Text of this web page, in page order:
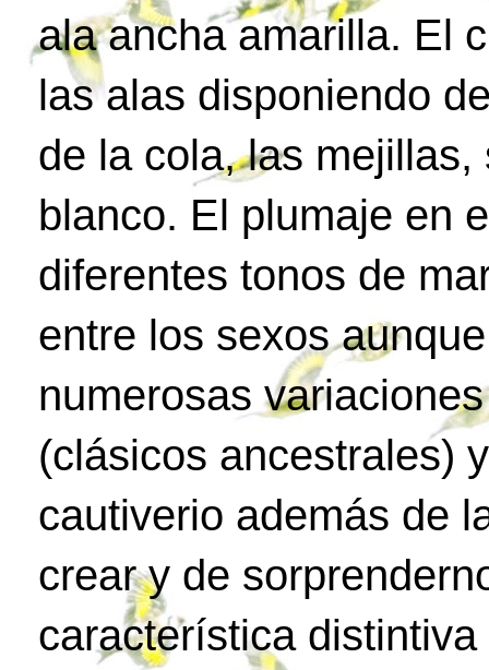
ala ancha amarilla. El
las alas disponiendo
de la cola, las
blanco. El plumaje en
diferentes tonos de
entre los sexos
numerosas
(clásicos ancestrales)
cautiverio además de
crear y de
característica